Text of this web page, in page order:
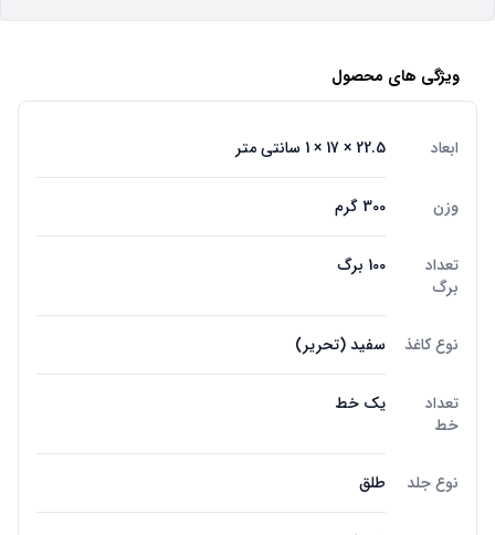
ویژگی های محصول
ابعاد 22.5 × 17 × 1 سانتی متر
وزن 300 گرم
تعداد
برگ
100 برگ
نوع کاغذ سفید (تحریر)
تعداد
خط
یک خط
نوع جلد طلق